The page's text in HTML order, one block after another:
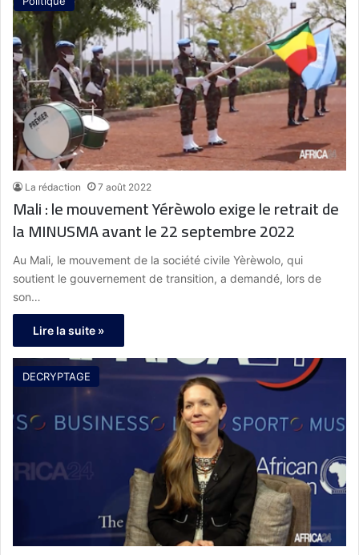
La rédaction 7 août 2022
Mali : le mouvement Yérèwolo exige le retrait de
la MINUSMA avant le 22 septembre 2022
Au Mali, le mouvement de la société civile Yèrèwolo, qui
soutient le gouvernement de transition, a demandé, lors de
son…
Lire la suite »
DECRYPTAGE